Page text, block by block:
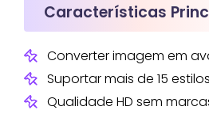
Características
Converter imagem em
Suportar mais de 15
Qualidade HD sem